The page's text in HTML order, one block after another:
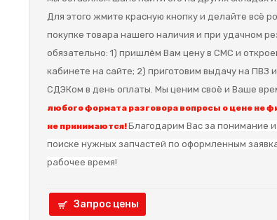
Для этого жмите красную кнопку и делайте всё
покупке товара нашего наличия и при удачном
обязательно: 1) пришлём Вам цену в СМС и
кабинете на сайте; 2) приготовим выдачу на ПВЗ
СДЭКом в день оплаты. Мы ценим своё и Ваше
любого формата разговора вопросы о цене не
не принимаются!Благодарим Вас за понимание и
поиске нужных запчастей по оформленным
рабочее время!
Запрос цены